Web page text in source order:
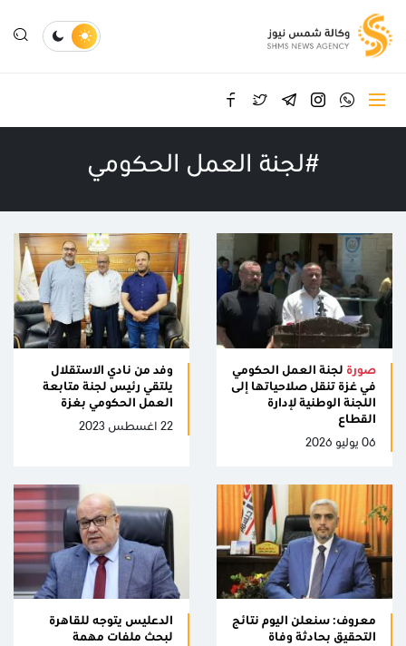
#لجنة العمل الحكومي
صورة لجنة العمل الحكومي
في غزة تنقل صلاحياتها إلى
اللجنة الوطنية لإدارة
القطاع
06 يوليو 2026
وفد من نادي الاستقلال
يلتقي رئيس لجنة متابعة
العمل الحكومي بغزة
22 اغسطس 2023
معروف: سنعلن اليوم نتائج
التحقيق بحادثة وفاة
الدعليس يتوجه للقاهرة
لبحث ملفات مهمة